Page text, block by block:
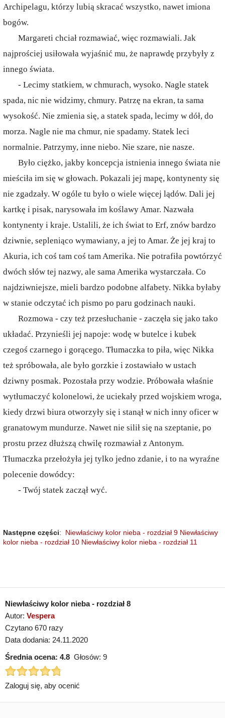
Archipelagu, którzy lubią skracać wszystko, nawet imiona
bogów.
Margareti chciał rozmawiać, więc rozmawiali. Jak
najprościej usiłowała wyjaśnić mu, że naprawdę przybyły z
innego świata.
- Lecimy statkiem, w chmurach, wysoko. Nagle statek
spada, nic nie widzimy, chmury. Patrzę na ekran, ta sama
wysokość. Nie zmienia się, a statek spada, lecimy w dół, do
morza. Nagle nie ma chmur, nie spadamy. Statek leci
normalnie. Patrzymy, inne niebo. Nie szare, nie nasze.
Było ciężko, jakby koncepcja istnienia innego świata nie
mieściła im się w głowach. Pokazali jej mapę, kontynenty się
nie zgadzały. W ogóle tu było o wiele więcej lądów. Dali jej
kartkę i pisak, narysowała im koślawy Amar. Nazwała
kontynenty i kraje. Ustalili, że ich świat to Erf, znów bardzo
dziwnie, sepleniąco wymawiany, a jej to Amar. Że jej kraj to
Akuria, ich coś tam coś tam Amerika. Nie potrafiła powtórzyć
dwóch słów tej nazwy, ale sama Amerika wystarczała. Co
najdziwniejsze, mieli bardzo podobne alfabety. Nikka byłaby
w stanie odczytać ich pismo po paru godzinach nauki.
Rozmowa - czy też przesłuchanie - zaczęła się jako tako
układać. Przynieśli jej napoje: wodę w butelce i kubek
czegoś czarnego i gorącego. Tłumaczka to piła, więc Nikka
też spróbowała, ale było gorzkie i zostawiało w ustach
dziwny posmak. Pozostała przy wodzie. Próbowała właśnie
wytłumaczyć kolonelowi, że uciekały przed wojskiem wroga,
kiedy drzwi biura otworzyły się i stanął w nich inny oficer w
granatowym mundurze. Nawet nie silił się na szeptanie, po
prostu przez dłuższą chwilę rozmawiał z Antonym.
Tłumaczka przełożyła jej tylko jedno zdanie, i to na wyraźne
polecenie dowódcy:
- Twój statek zaczął wyć.
Następne części: Niewłaściwy kolor nieba - rozdział 9 Niewłaściwy
kolor nieba - rozdział 10 Niewłaściwy kolor nieba - rozdział 11
Niewłaściwy kolor nieba - rozdział 8
Autor: Vespera
Czytano 670 razy
Data dodania: 24.11.2020
Średnia ocena: 4.8 Głosów: 9
Zaloguj się, aby ocenić